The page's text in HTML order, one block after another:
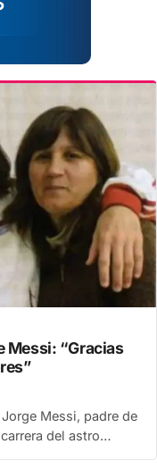
Messi: “Gracias
Messi, padre de
del astro…